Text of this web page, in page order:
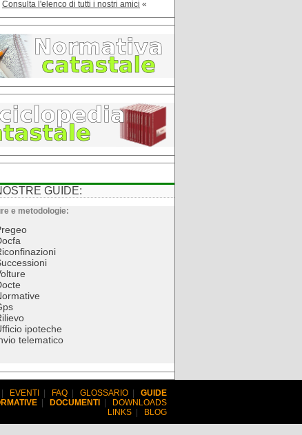
Consulta l'elenco di tutti i nostri amici «
GUIDE:
e metodologie:
ipoteche
telematico
EVENTI FAQ GLOSSARIO
GUIDE
DOCUMENTI
DOWNLOADS
LINKS
BLOG